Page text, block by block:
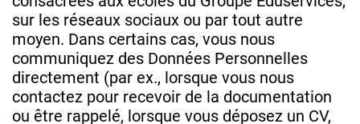
sur les réseaux sociaux ou par tout autre
moyen. Dans certains cas, vous nous
communiquez des Données Personnelles
directement (par ex., lorsque vous nous
contactez pour recevoir de la documentation
ou être rappelé, lorsque vous déposez un CV,